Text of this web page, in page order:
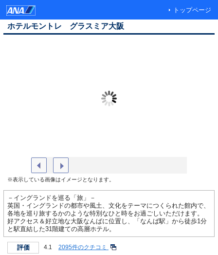
トップページ
ホテルモントレ グラスミア大阪
※表示している画像はイメージとなります。
－イングランドを巡る「旅」－
英国・イングランドの都市や風土、文化をテーマにつくられた館内で、
各地を巡り旅するかのような特別なひと時をお過ごしいただけます。
好アクセス＆好立地な大阪なんばに位置し、「なんば駅」から徒歩1分
と駅直結した31階建ての高層ホテル。
評価 4.1 2095件のクチコミ